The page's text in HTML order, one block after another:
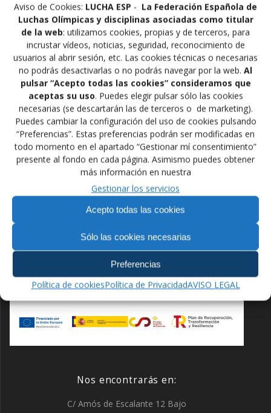
Aviso de Cookies: LUCHA ESP - La Federación Española de
Luchas Olímpicas y disciplinas asociadas como titular
de la web: utilizamos cookies, propias y de terceros, para
incrustar vídeos, noticias, seguridad, reconocimiento de
usuarios al abrir sesión, etc. Las cookies técnicas o necesarias
no podrás desactivarlas o no podrás navegar por la web. Al
pulsar “Acepto todas las cookies” consideramos que
aceptas su uso. Puedes elegir pulsar sólo las cookies
necesarias (se descartarán las de terceros o de marketing).
Puedes cambiar la configuración del uso de cookies pulsando
“Preferencias”. Estas preferencias podrán ser modificadas en
todo momento en el apartado “Gestionar mí consentimiento”
presente al fondo en cada página. Asimismo puedes obtener
más información en nuestra
Gestionar los servicios
Acepto todas las cookies
Sólo las cookies necesarias
Preferencias
Política de cookiesPolítica de PrivacidadAVISO LEGAL
El sábado 19 de octubre se celebró en las instalaciones
deportivasdelCAR de Madrid, unTaller de Iniciación
en el Empleo de la Defensa Personal Femenina en la
Prevención de Situaciones de Violencia de Género y
un Seminario de Defensa Personal Femenina,
Prevención Acoso y Violencia de Género.
Navegación
de
entradas
Anterior:
España consigue 15
Siguiente:
Siguiente
Campeonatos del Mundo
Financiado por la Unión Europea –
NextGenerationEU
Nos encontrarás en:
C/ Amós de Escalante 12 Bajo